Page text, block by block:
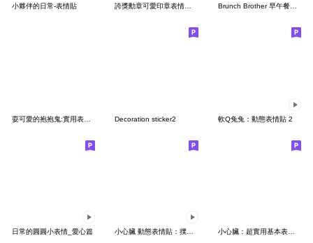
小夥伴的日常-表情貼 誇獎勳章可愛印章表情貼版本 Brunch Brother 早午餐兄弟陪你每一天！
Decoration sticker2 軟Q兔兔：動態表情貼 2
日常的圓圓小表情_愛心篇 小心臟：超實用基本表情貼